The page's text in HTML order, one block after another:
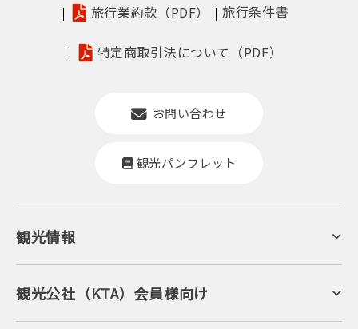
旅行業約款（PDF）
旅行条件書
特定商取引法について（PDF）
お問い合わせ
観光パンフレット
観光情報
京丹後について
ジオパークの絶景
キャンプ・グランピング
自然景観
観光公社（KTA）会員様向け
KTA会員コミュニティ
会員向けサービス